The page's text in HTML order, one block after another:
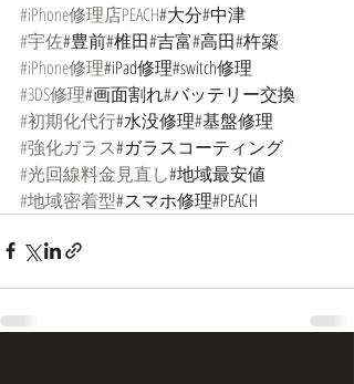
#iPhone修理店PEACH#大分#中津
#宇佐#豊前#椎田#吉富#高田#杵築
#iPhone修理#iPad修理#switch修理
#3DS修理#画面割れ#バッテリー交換
#初期化代行#水没修理#基盤修理
#強化ガラス#ガラスコーティング
#光回線料金見直し#地域最安値
#地域密着型#スマホ修理#PEACH